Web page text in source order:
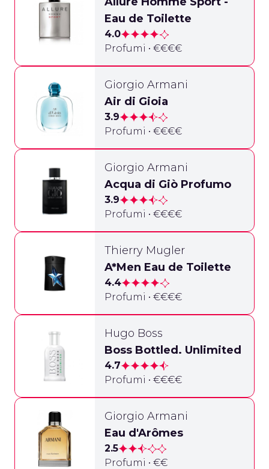
Eau de Toilette
4.0
Profumi • €€€€
Giorgio Armani
Air di Gioia
3.9
Profumi • €€€€
Giorgio Armani
Acqua di Giò Profumo
3.9
Profumi • €€€€
Thierry Mugler
A*Men Eau de Toilette
4.4
Profumi • €€€€
Hugo Boss
Boss Bottled. Unlimited
4.7
Profumi • €€€€
Giorgio Armani
Eau d'Arômes
2.5
Profumi • €€